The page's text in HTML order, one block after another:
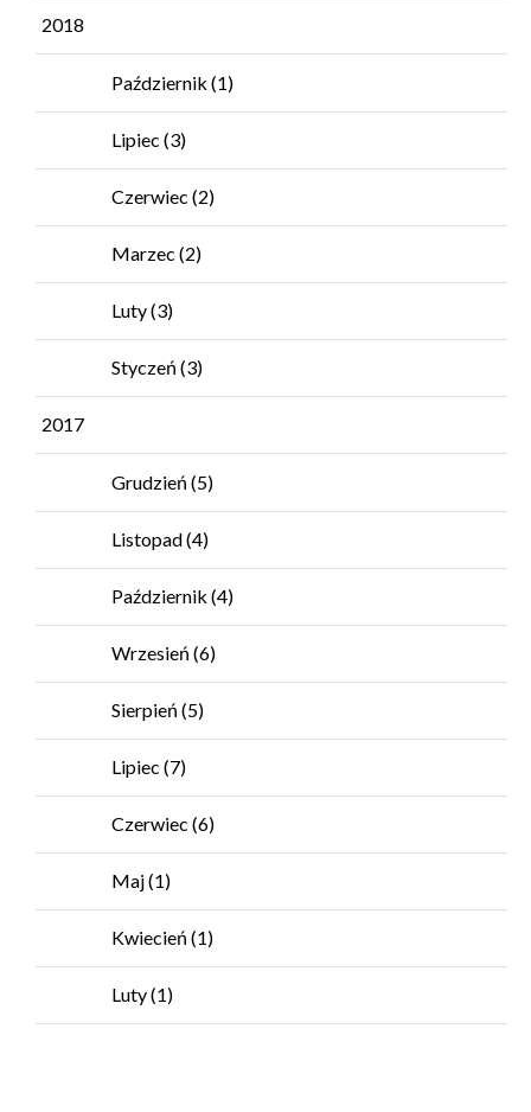
2018
Październik (1)
Lipiec (3)
Czerwiec (2)
Marzec (2)
Luty(3)
Styczeń (3)
2017
Grudzień (5)
Listopad(4)
Październik (4)
Wrzesień (6)
Sierpień (5)
Lipiec (7)
Czerwiec (6)
Maj(1)
Kwiecień (1)
Luty(1)